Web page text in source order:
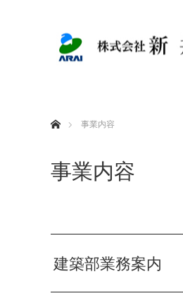
事業内容
事業内容
建築部業務案内